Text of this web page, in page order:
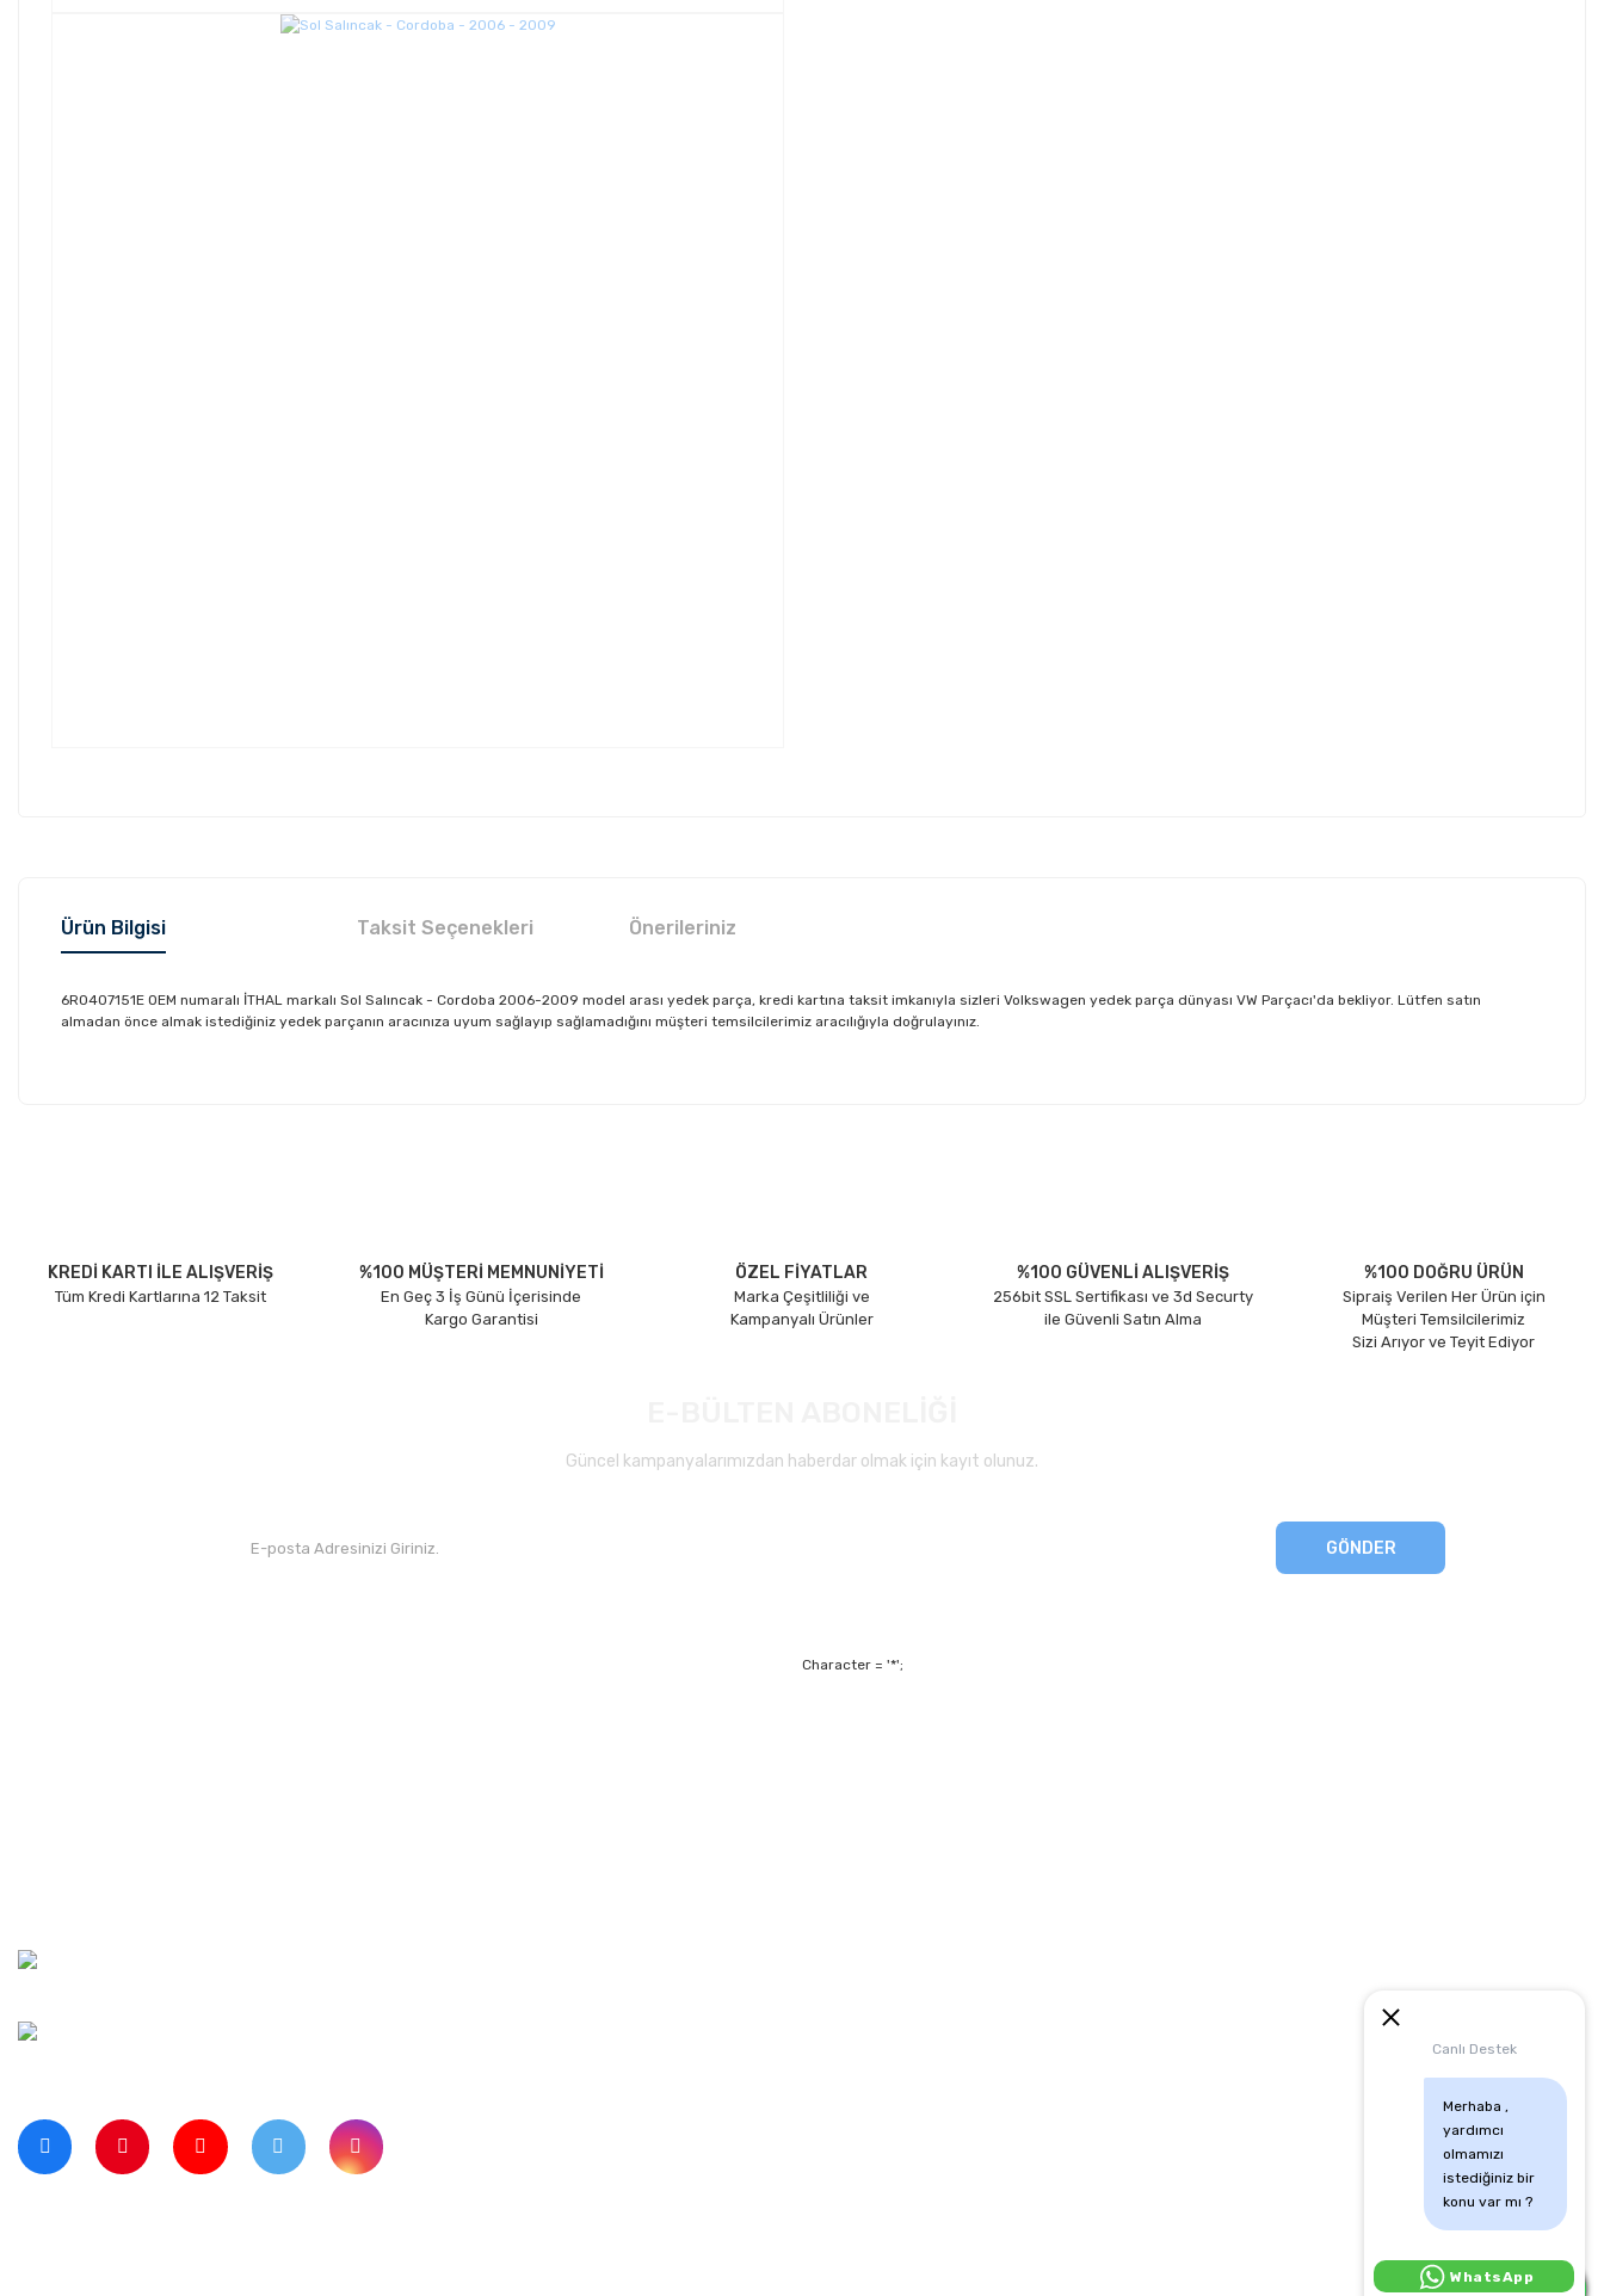
Canlı Destek
Merhaba ,
yardımcı
olmamızı
istediğiniz bir
konu var mı ?
Canlı Destek İçin Tıkla:
WhatsApp
Ürün Bilgisi Taksit Seçenekleri Önerileriniz
6R0407151E OEM numaralı İTHAL markalı Sol Salıncak - Cordoba 2006-2009 model arası yedek parça, kredi kartına taksit imkanıyla sizleri Volkswagen yedek parça dünyası VW Parçacı'da bekliyor. Lütfen satın
almadan önce almak istediğiniz yedek parçanın aracınıza uyum sağlayıp sağlamadığını müşteri temsilcilerimiz aracılığıyla doğrulayınız.
Ürün bilgilerinde hatalar bulunuyor.
Ürün fiyatı diğer sitelerden daha pahalı.
KREDİ KARTI İLE ALIŞVERİŞ
Tüm Kredi Kartlarına 12 Taksit
%100 MÜŞTERİ MEMNUNİYETİ
En Geç 3 İş Günü İçerisinde
Kargo Garantisi
ÖZEL FİYATLAR
Marka Çeşitliliği ve
Kampanyalı Ürünler
%100 GÜVENLİ ALIŞVERİŞ
256bit SSL Sertifikası ve 3d Securty
ile Güvenli Satın Alma
%100 DOĞRU ÜRÜN
Sipraiş Verilen Her Ürün için
Müşteri Temsilcilerimiz
Sizi Arıyor ve Teyit Ediyor
Güncel kampanyalarımızdan haberdar olmak için kayıt olunuz.
GÖNDER
Character = '*';